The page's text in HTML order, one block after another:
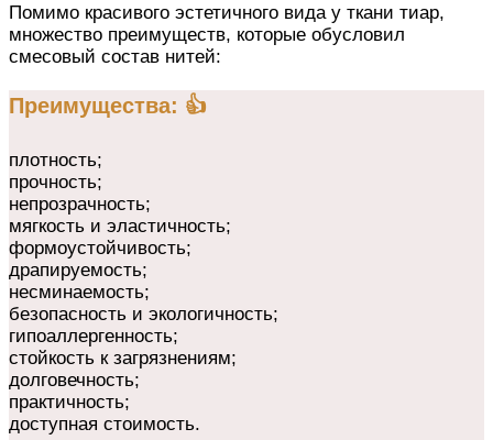
Помимо красивого эстетичного вида у ткани тиар,
множество преимуществ, которые обусловил
смесовый состав нитей:
Преимущества: 👍
плотность;
прочность;
непрозрачность;
мягкость и эластичность;
формоустойчивость;
драпируемость;
несминаемость;
безопасность и экологичность;
гипоаллергенность;
стойкость к загрязнениям;
долговечность;
практичность;
доступная стоимость.